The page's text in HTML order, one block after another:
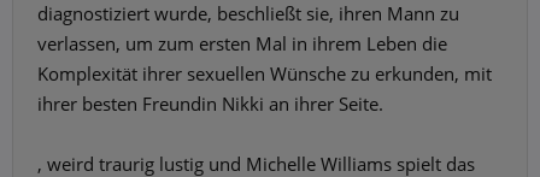
diagnostiziert wurde, beschließt sie, ihren Mann zu
verlassen, um zum ersten Mal in ihrem Leben die
Komplexität ihrer sexuellen Wünsche zu erkunden, mit
ihrer besten Freundin Nikki an ihrer Seite.
, weird traurig lustig und Michelle Williams spielt das